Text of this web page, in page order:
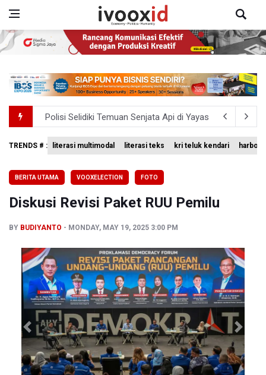
Polisi Selidiki Temuan Senjata Api di Yayasan Sekolah
995 Senjata Api Ditemukan di Sekolah Swasta di
KKI Sebut Ada 10 Nakes Diduga Beri Komentar
Polda Metro Jaya Pulangkan Tiga WNI Korban TPPO dari
TRENDS # : literasi multimodal literasi teks kri teluk kendari
BERITA UTAMA VOOXELECTION FOTO
Diskusi Revisi Paket RUU Pemilu
BY BUDIYANTO MONDAY, MAY 19, 2025 3:00 PM
Previous Next